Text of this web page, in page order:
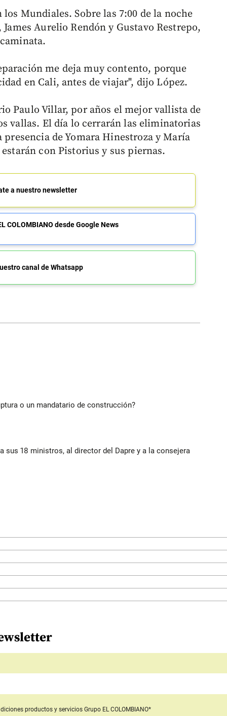
Mundiales. Sobre las 7:00 de la noche
Aurelio Rendón y Gustavo Restrepo,
me deja muy contento, porque
en Cali, antes de viajar", dijo López.
Paulo Villar, por años el mejor vallista de
vallas. El día lo cerrarán las eliminatorias
de Yomara Hinestroza y María
con Pistorius y sus piernas.
a nuestro newsletter
COLOMBIANO desde Google News
canal de Whatsapp
o un mandatario de construcción?
sus 18 ministros, al director del Dapre y a la consejera
productos y servicios Grupo EL COLOMBIANO*